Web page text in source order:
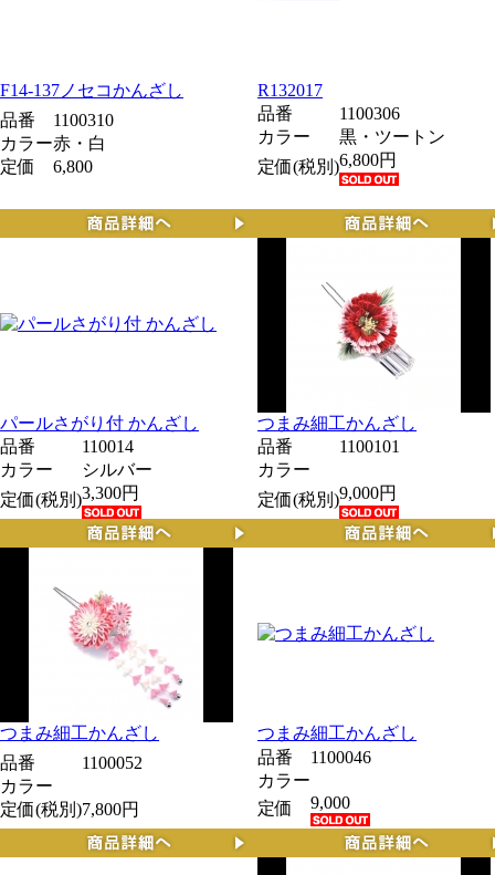
F14-137ノセコかんざし
R132017
品番
1100310
カラー赤・白
定価
6,800
品番
1100306
カラー
黒・ツートン
定価(税別)6,800円
パールさがり付 かんざし
つまみ細工かんざし
品番
110014
カラー
シルバー
定価(税別)3,300円
品番
1100101
カラー
定価(税別)9,000円
つまみ細工かんざし
つまみ細工かんざし
品番
1100052
カラー
定価(税別)7,800円
品番
1100046
カラー
定価
9,000